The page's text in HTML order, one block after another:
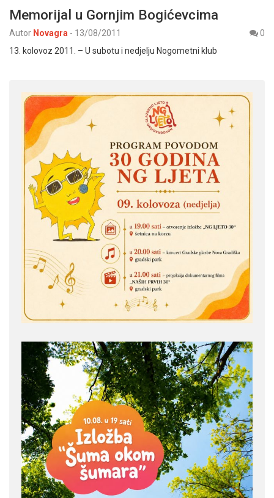
Memorijal u Gornjim Bogićevcima
Autor Novagra - 13/08/2011
0
13. kolovoz 2011. – U subotu i nedjelju Nogometni klub